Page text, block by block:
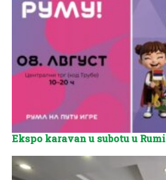
Ekspo karavan u subotu u Rumi